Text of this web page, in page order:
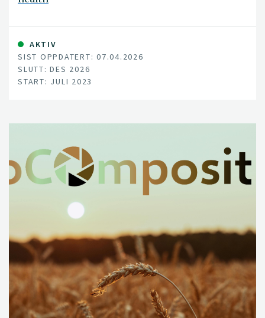
AKTIV
SIST OPPDATERT: 07.04.2026
SLUTT: DES 2026
START: JULI 2023